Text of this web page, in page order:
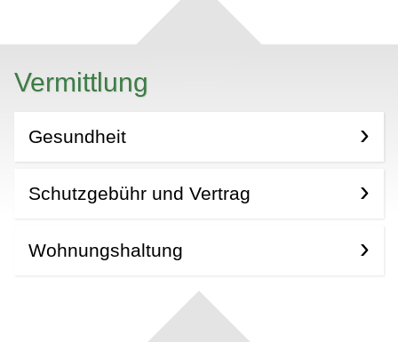
Vermittlung
Gesundheit
Schutzgebühr und Vertrag
Wohnungshaltung